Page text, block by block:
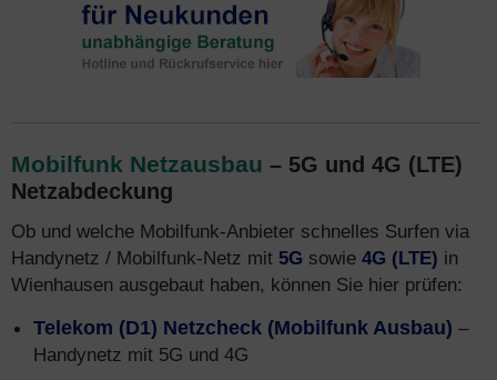
Mobilfunk Netzausbau – 5G und 4G (LTE)
Netzabdeckung
Ob und welche Mobilfunk-Anbieter schnelles Surfen via
Handynetz / Mobilfunk-Netz mit 5G sowie 4G (LTE) in
Wienhausen ausgebaut haben, können Sie hier prüfen:
Telekom (D1) Netzcheck (Mobilfunk Ausbau) –
Handynetz mit 5G und 4G